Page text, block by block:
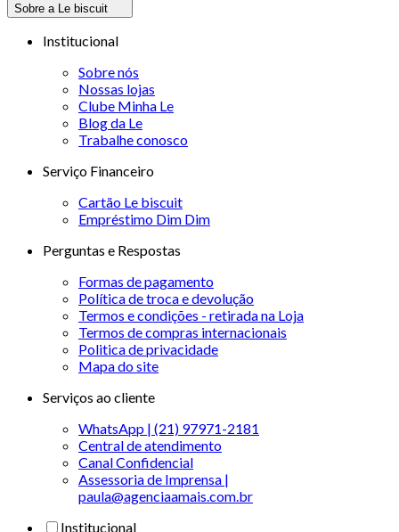
Sobre a Le biscuit
Institucional
Sobre nós
Nossas lojas
Clube Minha Le
Blog da Le
Trabalhe conosco
Serviço Financeiro
Cartão Le biscuit
Empréstimo Dim Dim
Perguntas e Respostas
Formas de pagamento
Política de troca e devolução
Termos e condições - retirada na Loja
Termos de compras internacionais
Politica de privacidade
Mapa do site
Serviços ao cliente
WhatsApp | (21) 97971-2181
Central de atendimento
Canal Confidencial
Assessoria de Imprensa |
paula@agenciaamais.com.br
Institucional